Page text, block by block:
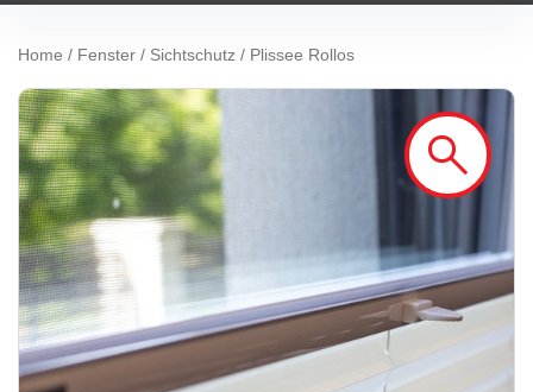
Home / Fenster / Sichtschutz / Plissee Rollos